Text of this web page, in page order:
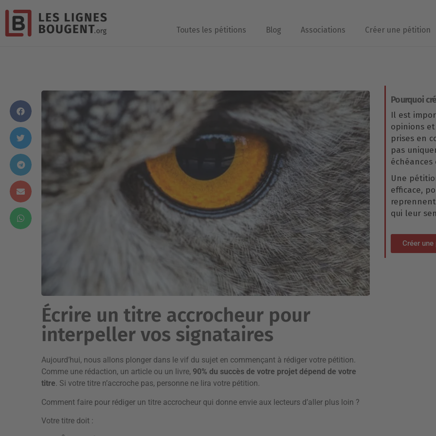
Toutes les pétitions Blog Associations Créer une pétition
Écrire un titre accrocheur pour
interpeller vos signataires
Aujourd’hui, nous allons plonger dans le vif du sujet en commençant à rédiger votre pétition.
Comme une rédaction, un article ou un livre, 90% du succès de votre projet dépend de votre
titre. Si votre titre n’accroche pas, personne ne lira votre pétition.
Comment faire pour rédiger un titre accrocheur qui donne envie aux lecteurs d’aller plus loin ?
Votre titre doit :
Pourquoi
Il est
opinions
prises en
pas
Une
efficace,
qui leur
Créer